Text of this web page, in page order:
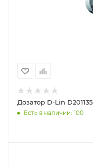
Дозатор D-Lin D201135
Есть в наличии: 100